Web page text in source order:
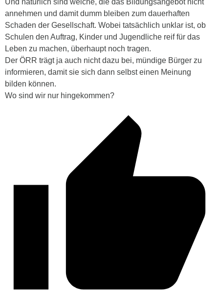
Und natürlich sind welche, die das Bildungsangebot nicht
annehmen und damit dumm bleiben zum dauerhaften
Schaden der Gesellschaft. Wobei tatsächlich unklar ist, ob
Schulen den Auftrag, Kinder und Jugendliche reif für das
Leben zu machen, überhaupt noch tragen.
Der ÖRR trägt ja auch nicht dazu bei, mündige Bürger zu
informieren, damit sie sich dann selbst einen Meinung
bilden können.
Wo sind wir nur hingekommen?